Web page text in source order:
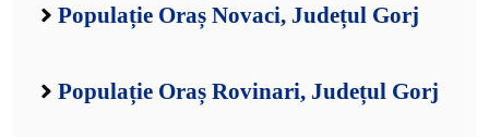
Populație Oraș Novaci, Județul Gorj
Populație Oraș Rovinari, Județul Gorj